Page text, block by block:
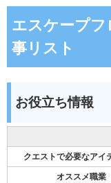
エスケープ
事リスト
お役立ち情報
クエストで必要なアイ
オススメ職業